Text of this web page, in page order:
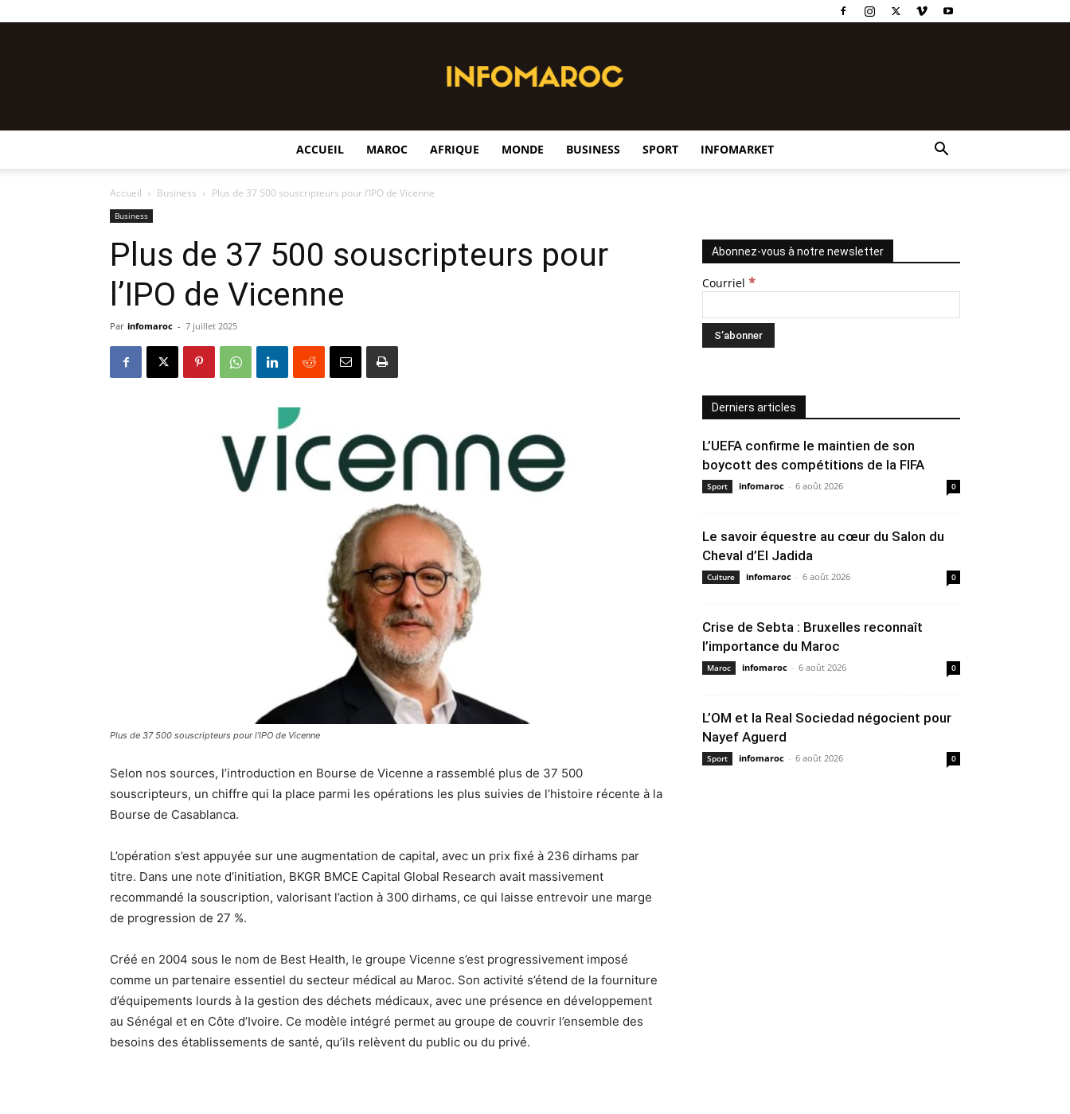
ACCUEIL MAROC AFRIQUE MONDE BUSINESS SPORT INFOMARKET
Accueil Business Plus de 37 500 souscripteurs pour l’IPO de Vicenne
Business
Plus de 37 500 souscripteurs pour
l’IPO de Vicenne
Par infomaroc - 7 juillet 2025
Plus de 37 500 souscripteurs pour l’IPO de Vicenne
Selon nos sources, l’introduction en Bourse de Vicenne a rassemblé plus de 37 500
souscripteurs, un chiffre qui la place parmi les opérations les plus suivies de l’histoire récente à la
Bourse de Casablanca.
L’opération s’est appuyée sur une augmentation de capital, avec un prix fixé à 236 dirhams par
titre. Dans une note d’initiation, BKGR BMCE Capital Global Research avait massivement
recommandé la souscription, valorisant l’action à 300 dirhams, ce qui laisse entrevoir une marge
de progression de 27 %.
Créé en 2004 sous le nom de Best Health, le groupe Vicenne s’est progressivement imposé
comme un partenaire essentiel du secteur médical au Maroc. Son activité s’étend de la fourniture
d’équipements lourds à la gestion des déchets médicaux, avec une présence en développement
au Sénégal et en Côte d’Ivoire. Ce modèle intégré permet au groupe de couvrir l’ensemble des
besoins des établissements de santé, qu’ils relèvent du public ou du privé.
Abonnez-vous à notre newsletter
Courriel *
Derniers articles
L’UEFA confirme le maintien de son
boycott des compétitions de la FIFA
Sport infomaroc - 6 août 2026 0
Le savoir équestre au cœur du Salon du
Cheval d’El Jadida
Culture infomaroc - 6 août 2026 0
Crise de Sebta : Bruxelles reconnaît
l’importance du Maroc
Maroc infomaroc - 6 août 2026 0
L’OM et la Real Sociedad négocient pour
Nayef Aguerd
Sport infomaroc - 6 août 2026 0